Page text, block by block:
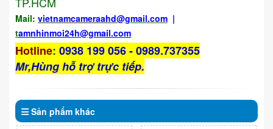
Mail: vietnamcameraahd@gmail.com |
tamnhinmoi24h@gmail.com
Hotline: 0938 199 056 - 0989.737355
Mr,Hùng hỗ trợ trực tiếp.
Sản phẩm khác